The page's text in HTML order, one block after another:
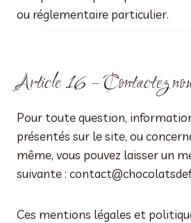
ou réglementaire particulier.
Article 16 – Contactez
Pour toute question,
présentés sur le site, ou
même, vous pouvez laisser un
suivante :
Ces mentions légales et